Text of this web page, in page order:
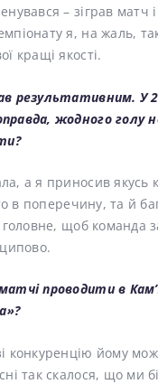
– зіграв матч
я, на жаль,
кращі якості.
результативним. У
жодного голу
а я приносив якусь
в поперечину, та й
щоб команда
проводити в
конкуренцію йому
так скалося, що ми